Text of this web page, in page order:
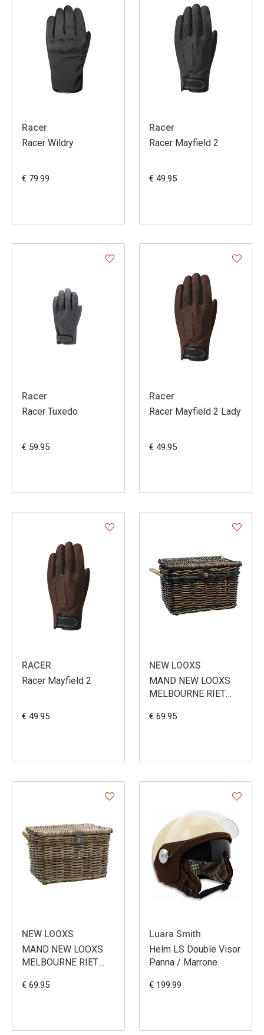
Racer
Racer Wildry
€ 79.99
Racer
Racer Mayfield 2
€ 49.95
Racer
Racer Tuxedo
€ 59.95
Racer
Racer Mayfield 2 Lady
€ 49.95
RACER
Racer Mayfield 2
€ 49.95
NEW LOOXS
MAND NEW LOOXS
MELBOURNE RIET
€ 69.95
NEW LOOXS
MAND NEW LOOXS
MELBOURNE RIET
€ 69.95
Luara Smith
Helm LS Double Visor
Panna / Marrone
€ 199.99